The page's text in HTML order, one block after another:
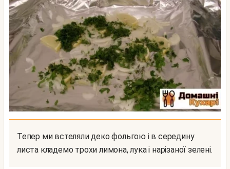
Тепер ми встеляли деко фольгою і в середину
листа кладемо трохи лимона, лука і нарізаної зелені.